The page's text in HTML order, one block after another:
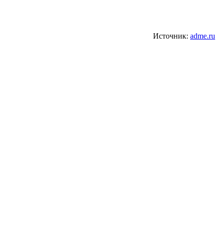
Источник: adme.ru